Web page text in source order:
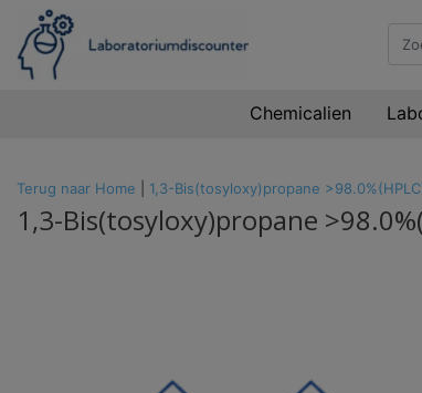
Chemicalien
Terug naar Home 1,3-Bis(tosyloxy)propane
1,3-Bis(tosyloxy)propane